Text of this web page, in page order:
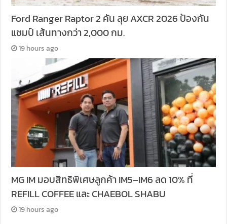
Ford Ranger Raptor 2 คัน ลุย AXCR 2026 ป้องกัน
แชมป์ เส้นทางกว่า 2,000 กม.
19 hours ago
MG IM มอบสิทธิพิเศษลูกค้า IM5–IM6 ลด 10% ที่
REFILL COFFEE และ CHAEBOL SHABU
19 hours ago